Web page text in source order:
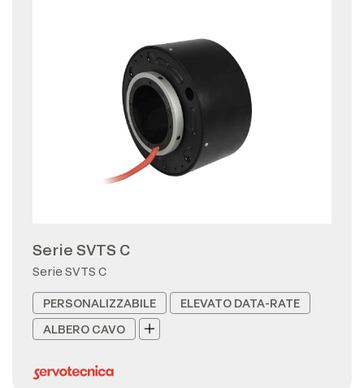
Serie SVTS C
Serie SVTS C
PERSONALIZZABILE
ELEVATO DATA-RATE
ALBERO CAVO